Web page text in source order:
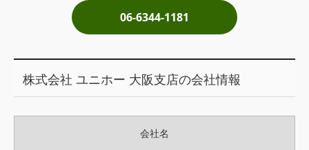
税金について
運営会社
06-6344-1181
株式会社 ユニホー 大阪支店の会社情報
会社名